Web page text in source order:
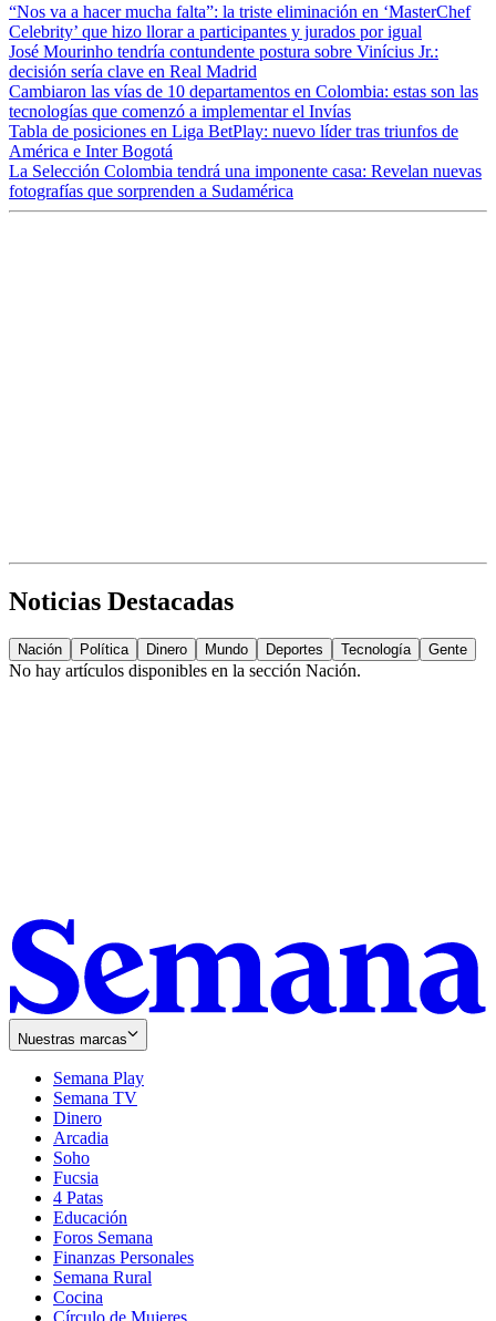
“Nos va a hacer mucha falta”: la triste eliminación en ‘MasterChef
Celebrity’ que hizo llorar a participantes y jurados por igual
José Mourinho tendría contundente postura sobre Vinícius Jr.:
decisión sería clave en Real Madrid
Cambiaron las vías de 10 departamentos en Colombia: estas son las
tecnologías que comenzó a implementar el Invías
Tabla de posiciones en Liga BetPlay: nuevo líder tras triunfos de
América e Inter Bogotá
La Selección Colombia tendrá una imponente casa: Revelan nuevas
fotografías que sorprenden a Sudamérica
Noticias Destacadas
Nación Política Dinero Mundo Deportes Tecnología Gente
No hay artículos disponibles en la sección Nación.
Nuestras marcas
Semana Play
Semana TV
Dinero
Arcadia
Soho
in
new
window
Fucsia
in
new
window
4 Patas
Educación
Foros Semana
Finanzas Personales
Semana Rural
Cocina
Círculo de Mujeres